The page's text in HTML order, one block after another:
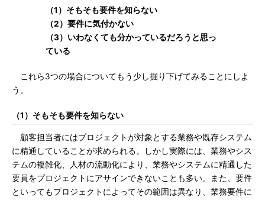
（1）そもそも要件を知らない
（2）要件に気付かない
（3）いわなくても分かっているだろうと思っ
ている
これら3つの場合についてもう少し掘り下げてみることにしよ
う。
（1）そもそも要件を知らない
顧客担当者にはプロジェクトが対象とする業務や既存システム
に精通していることが求められる。しかし実際には、業務やシス
テムの複雑化、人材の流動化により、業務やシステムに精通した
要員をプロジェクトにアサインできないことも多い。また、要件
といってもプロジェクトによってその範囲は異なり、業務要件に